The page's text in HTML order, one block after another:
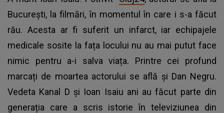
București, la filmări, în momentul în care i s-a făcut
rău. Acesta ar fi suferit un infarct, iar echipajele
medicale sosite la fața locului nu au mai putut face
nimic pentru a-i salva viața. Printre cei profund
marcați de moartea actorului se află și Dan Negru.
Vedeta Kanal D și Ioan Isaiu ani au făcut parte din
generația care a scris istorie în televiziunea din